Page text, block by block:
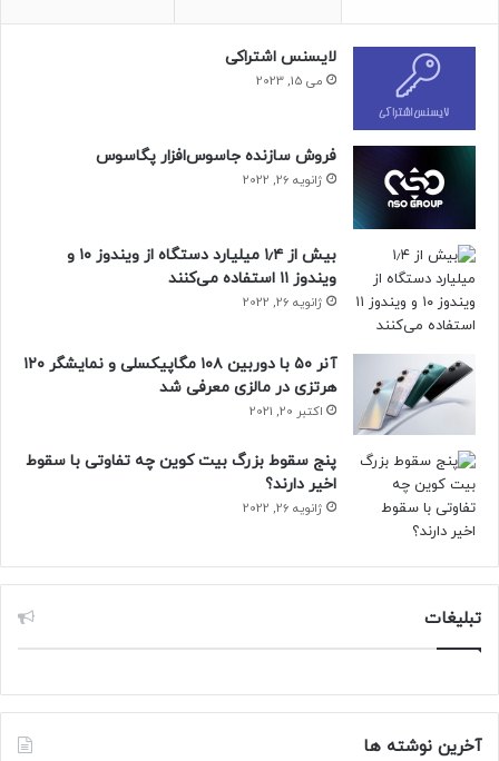
تمام قدرت پردازشی این دستگاه استفاده کنند.
به‌طور کلی کنار بگذارد، زیرا هنوز تأییدیه‌ی رسمی درمورد این اقدام
دردسترس نیست.
مجله خبری نیوزلن
لایسنس اشتراکی
می 15, 2023
فروش سازنده جاسوس‌افزار پگاسوس
ژانویه 26, 2022
بیش از ۱٫۴ میلیارد دستگاه از ویندوز ۱۰ و
ویندوز ۱۱ استفاده می‌کنند
ژانویه 26, 2022
آنر ۵۰ با دوربین ۱۰۸ مگاپیکسلی و نمایشگر ۱۲۰
هرتزی در مالزی معرفی شد
اکتبر 20, 2021
پنج سقوط بزرگ بیت کوین چه تفاوتی با سقوط
اخیر دارند؟
ژانویه 26, 2022
تبلیغات
آخرین نوشته ها